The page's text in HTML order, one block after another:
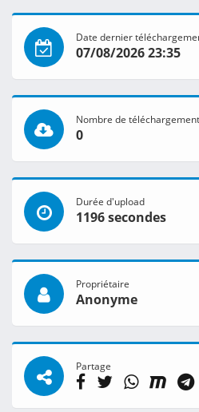
Date dernier
07/08/2026 23:35
Nombre de
0
Durée d'upload
1196 secondes
Propriétaire
Anonyme
Partage